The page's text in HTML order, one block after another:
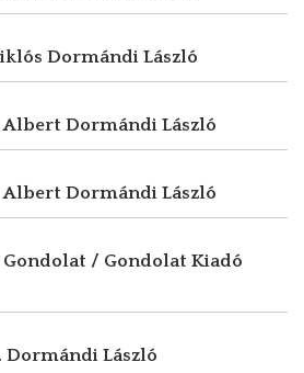
Dormándi László
Albert Dormándi László
Albert Dormándi László
Gondolat / Gondolat Kiadó
Dormándi László